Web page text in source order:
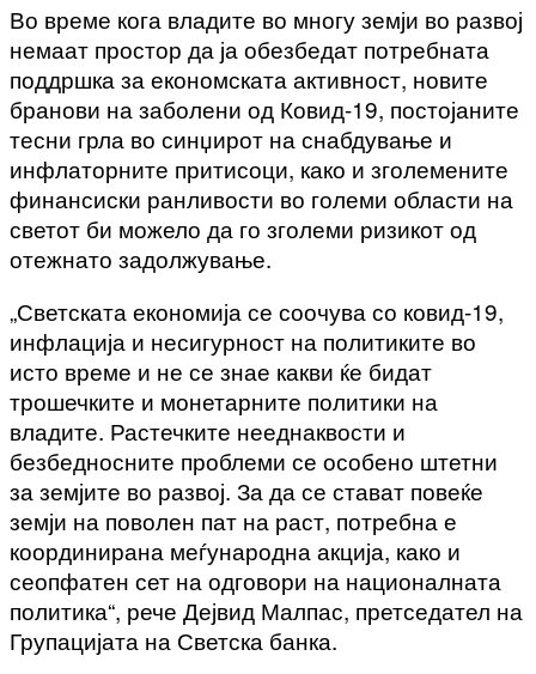
Во време кога владите во многу земји во развој
немаат простор да ја обезбедат потребната
поддршка за економската активност, новите
бранови на заболени од Ковид-19, постојаните
тесни грла во синџирот на снабдување и
инфлаторните притисоци, како и зголемените
финансиски ранливости во големи области на
светот би можело да го зголеми ризикот од
отежнато задолжување.
„Светската економија се соочува со ковид-19,
инфлација и несигурност на политиките во
исто време и не се знае какви ќе бидат
трошечките и монетарните политики на
владите. Растечките нееднаквости и
безбедносните проблеми се особено штетни
за земјите во развој. За да се стават повеќе
земји на поволен пат на раст, потребна е
координирана меѓународна акција, како и
сеопфатен сет на одговори на националната
политика“, рече Дејвид Малпас, претседател на
Групацијата на Светска банка.